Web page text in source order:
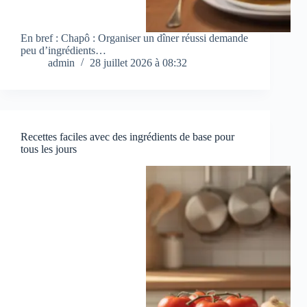
En bref : Chapô : Organiser un dîner réussi demande
peu d’ingrédients…
admin
28 juillet 2026 à 08:32
Recettes faciles avec des ingrédients de base pour
tous les jours